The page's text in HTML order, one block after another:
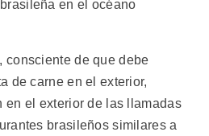
en el océano
consciente de que debe
de carne en el exterior,
en el exterior de las llamadas
brasileños similares a